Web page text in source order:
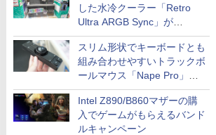
した水冷クーラー「Retro
Ultra ARGB Sync」が
Thermaltakeから
スリム形状でキーボードとも
組み合わせやすいトラックボ
ールマウス「Nape Pro」が
Keychronから
Intel Z890/B860マザーの購
入でゲームがもらえるバンド
ルキャンペーン